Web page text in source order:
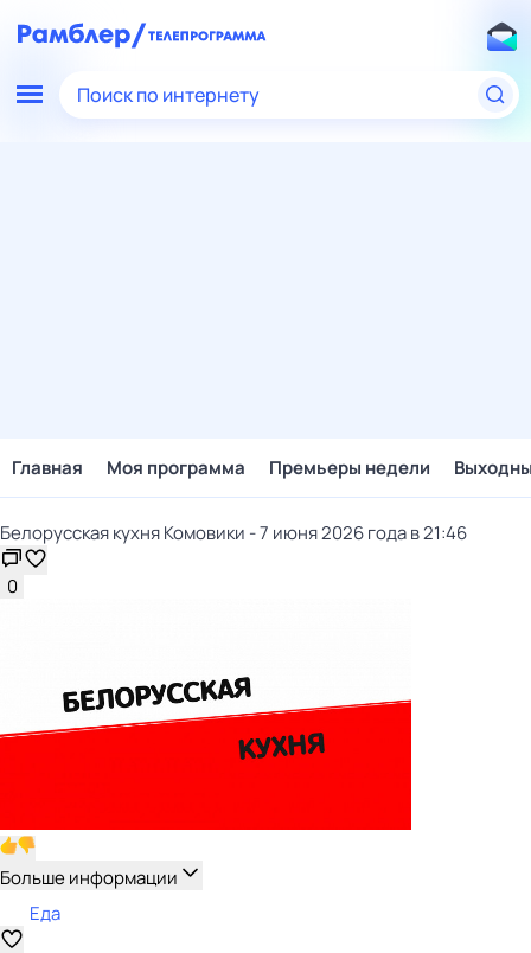
Поиск по интернету
Главная Моя программа Премьеры недели
Белорусская кухня Комовики - 7 июня 2026 года в 21:46
0
Больше информации
Еда